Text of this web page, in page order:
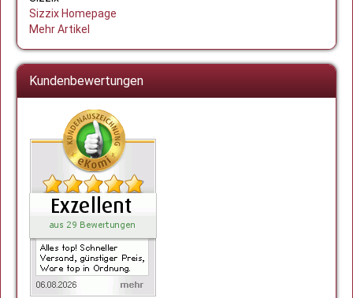
Sizzix Homepage
Mehr Artikel
Kundenbewertungen